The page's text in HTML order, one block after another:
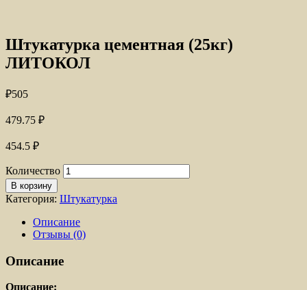
Штукатурка цементная (25кг)
ЛИТОКОЛ
₽505
479.75 ₽
454.5 ₽
Количество
В корзину
Категория: Штукатурка
Описание
Отзывы (0)
Описание
Описание: